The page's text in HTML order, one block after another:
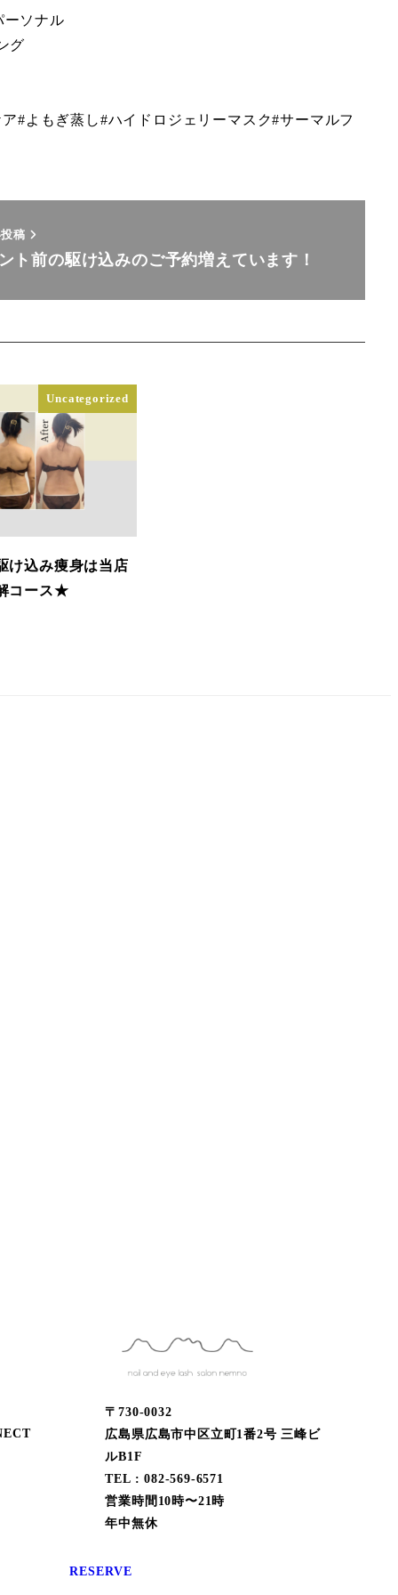
ーソナル
グ
#よもぎ蒸し#ハイドロジェリーマスク#サーマルフ
稿
ト前の駆け込みのご予約増えています！
Uncategorized
け込み痩身は当店
コース★
〒730-0032
広島県広島市中区立町1番2号 三峰ビ
ルB1F
TEL : 082-569-6571
営業時間10時〜21時
年中無休
RESERVE